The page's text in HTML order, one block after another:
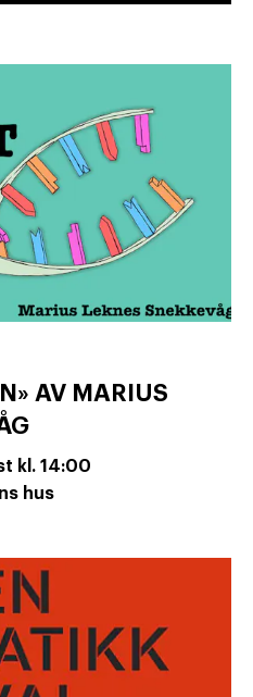
AV MARIUS
kl. 14:00
hus